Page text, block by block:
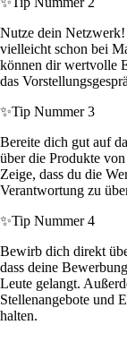
Nutze dein
vielleicht schon bei
können dir wertvolle
das
✨Tip Nummer 3
Bereite dich gut auf
über die Produkte
Zeige, dass du die
Verantwortung zu
✨Tip Nummer 4
Bewirb dich direkt
dass deine
Leute gelangt.
Stellenangebote und
halten.